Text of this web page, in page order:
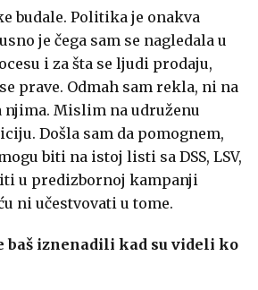
budale. Politika je onakva
je čega sam se nagledala u
i za šta se ljudi prodaju,
prave. Odmah sam rekla, ni na
Mislim na udruženu
Došla sam da pomognem,
biti na istoj listi sa DSS, LSV,
u predizbornoj kampanji
ni učestvovati u tome.
baš iznenadili kad su videli ko